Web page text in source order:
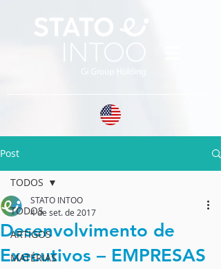
Post
TODOS
ARTIGOS
MATÉRIAS
TODOS
Desenvolvimento de
Executivos – EMPRESAS
STATO INTOO
4 de set. de 2017